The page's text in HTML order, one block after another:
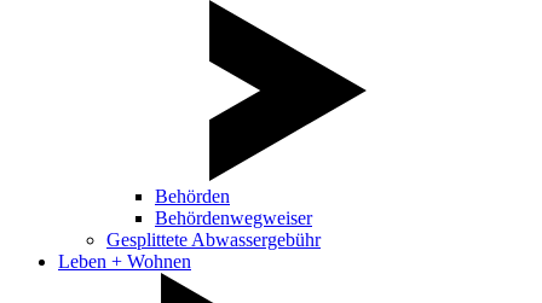
Behörden
Behördenwegweiser
Gesplittete Abwassergebühr
Leben + Wohnen